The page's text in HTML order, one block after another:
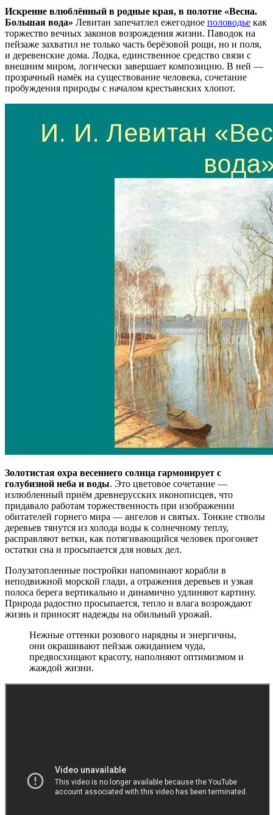
Искренне влюблённый в родные края, в полотне «Весна.
Большая вода» Левитан запечатлел ежегодное половодье как
торжество вечных законов возрождения жизни. Паводок на
пейзаже захватил не только часть берёзовой рощи, но и поля,
и деревенские дома. Лодка, единственное средство связи с
внешним миром, логически завершает композицию. В ней —
прозрачный намёк на существование человека, сочетание
пробуждения природы с началом крестьянских хлопот.
Золотистая охра весеннего солнца гармонирует с
голубизной неба и воды. Это цветовое сочетание —
излюбленный приём древнерусских иконописцев, что
придавало работам торжественность при изображении
обитателей горнего мира — ангелов и святых. Тонкие стволы
деревьев тянутся из холода воды к солнечному теплу,
расправляют ветки, как потягивающийся человек прогоняет
остатки сна и просыпается для новых дел.
Полузатопленные постройки напоминают корабли в
неподвижной морской глади, а отражения деревьев и узкая
полоса берега вертикально и динамично удлиняют картину.
Природа радостно просыпается, тепло и влага возрождают
жизнь и приносят надежды на обильный урожай.
Нежные оттенки розового нарядны и энергичны,
они окрашивают пейзаж ожиданием чуда,
предвосхищают красоту, наполняют оптимизмом и
жаждой жизни.